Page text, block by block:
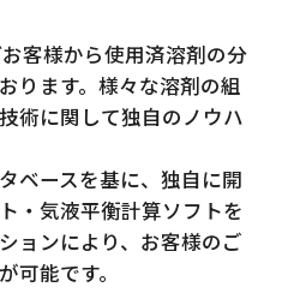
客様から使用済溶剤の分
ります。様々な溶剤の組
術に関して独自のノウハ
ベースを基に、独自に開
・気液平衡計算ソフトを
ョンにより、お客様のご
可能です。